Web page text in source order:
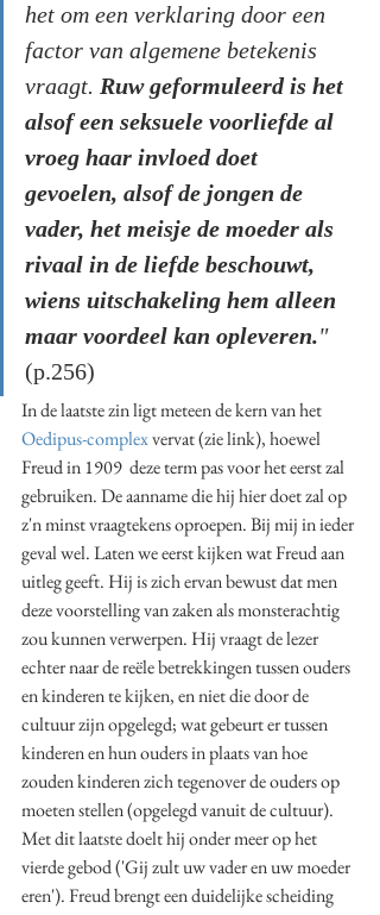
het om een verklaring door een
factor van algemene betekenis
vraagt. Ruw geformuleerd is het
alsof een seksuele voorliefde al
vroeg haar invloed doet
gevoelen, alsof de jongen de
vader, het meisje de moeder als
rivaal in de liefde beschouwt,
wiens uitschakeling hem alleen
maar voordeel kan opleveren."
(p.256)
In de laatste zin ligt meteen de kern van het
Oedipus-complex vervat (zie link), hoewel
Freud in 1909  deze term pas voor het eerst zal
gebruiken. De aanname die hij hier doet zal op
z'n minst vraagtekens oproepen. Bij mij in ieder
geval wel. Laten we eerst kijken wat Freud aan
uitleg geeft. Hij is zich ervan bewust dat men
deze voorstelling van zaken als monsterachtig
zou kunnen verwerpen. Hij vraagt de lezer
echter naar de reële betrekkingen tussen ouders
en kinderen te kijken, en niet die door de
cultuur zijn opgelegd; wat gebeurt er tussen
kinderen en hun ouders in plaats van hoe
zouden kinderen zich tegenover de ouders op
moeten stellen (opgelegd vanuit de cultuur).
Met dit laatste doelt hij onder meer op het
vierde gebod ('Gij zult uw vader en uw moeder
eren'). Freud brengt een duidelijke scheiding